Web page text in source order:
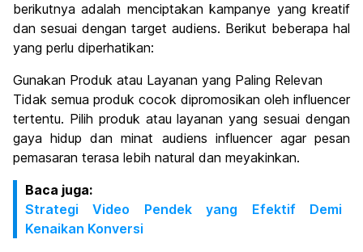
berikutnya adalah menciptakan kampanye yang kreatif
dan sesuai dengan target audiens. Berikut beberapa hal
yang perlu diperhatikan:
Gunakan Produk atau Layanan yang Paling Relevan
Tidak semua produk cocok dipromosikan oleh influencer
tertentu. Pilih produk atau layanan yang sesuai dengan
gaya hidup dan minat audiens influencer agar pesan
pemasaran terasa lebih natural dan meyakinkan.
Baca juga:
Strategi Video Pendek yang Efektif Demi
Kenaikan Konversi